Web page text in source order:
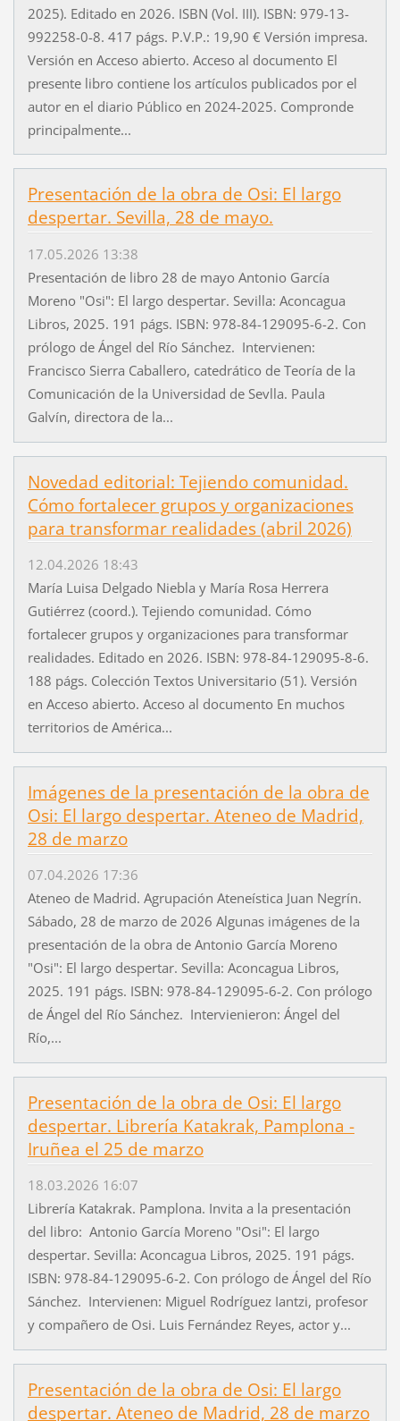
2025). Editado en 2026. ISBN (Vol. III). ISBN: 979-13-
992258-0-8. 417 págs. P.V.P.: 19,90 € Versión impresa.
Versión en Acceso abierto. Acceso al documento El
presente libro contiene los artículos publicados por el
autor en el diario Público en 2024-2025. Compronde
principalmente...
Presentación de la obra de Osi: El largo
despertar. Sevilla, 28 de mayo.
17.05.2026 13:38
Presentación de libro 28 de mayo Antonio García
Moreno "Osi": El largo despertar. Sevilla: Aconcagua
Libros, 2025. 191 págs. ISBN: 978-84-129095-6-2. Con
prólogo de Ángel del Río Sánchez. Intervienen:
Francisco Sierra Caballero, catedrático de Teoría de la
Comunicación de la Universidad de Sevlla. Paula
Galvín, directora de la...
Novedad editorial: Tejiendo comunidad.
Cómo fortalecer grupos y organizaciones
para transformar realidades (abril 2026)
12.04.2026 18:43
María Luisa Delgado Niebla y María Rosa Herrera
Gutiérrez (coord.). Tejiendo comunidad. Cómo
fortalecer grupos y organizaciones para transformar
realidades. Editado en 2026. ISBN: 978-84-129095-8-6.
188 págs. Colección Textos Universitario (51). Versión
en Acceso abierto. Acceso al documento En muchos
territorios de América...
Imágenes de la presentación de la obra de
Osi: El largo despertar. Ateneo de Madrid,
28 de marzo
07.04.2026 17:36
Ateneo de Madrid. Agrupación Ateneística Juan Negrín.
Sábado, 28 de marzo de 2026 Algunas imágenes de la
presentación de la obra de Antonio García Moreno
"Osi": El largo despertar. Sevilla: Aconcagua Libros,
2025. 191 págs. ISBN: 978-84-129095-6-2. Con prólogo
de Ángel del Río Sánchez. Intervienieron: Ángel del
Río,...
Presentación de la obra de Osi: El largo
despertar. Librería Katakrak, Pamplona -
Iruñea el 25 de marzo
18.03.2026 16:07
Librería Katakrak. Pamplona. Invita a la presentación
del libro: Antonio García Moreno "Osi": El largo
despertar. Sevilla: Aconcagua Libros, 2025. 191 págs.
ISBN: 978-84-129095-6-2. Con prólogo de Ángel del Río
Sánchez. Intervienen: Miguel Rodríguez Iantzi, profesor
y compañero de Osi. Luis Fernández Reyes, actor y...
Presentación de la obra de Osi: El largo
despertar. Ateneo de Madrid, 28 de marzo